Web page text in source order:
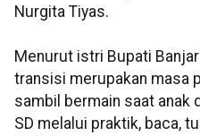
Nurgita Tiyas.
Menurut istri Bupati
transisi merupakan masa
sambil bermain saat anak
SD melalui praktik, baca,